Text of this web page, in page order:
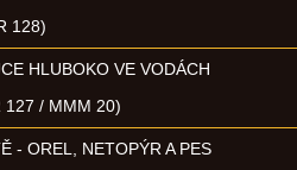
128)
HLUBOKO VE VODÁCH
127 / MMM 20)
- OREL, NETOPÝR A PES